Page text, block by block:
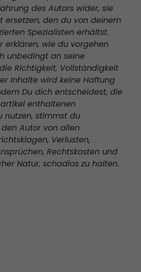
des Autors wider, sie
ersetzen, den du von deinem
Spezialisten erhältst.
erklären, wie du vorgehen
unbedingt an seine
Richtigkeit, Vollständigkeit
Inhalte wird keine Haftung
Du dich entscheidest, die
enthaltenen
nutzen, stimmst du
Autor von allen
Verlusten,
Rechtskosten und
Natur, schadlos zu halten.